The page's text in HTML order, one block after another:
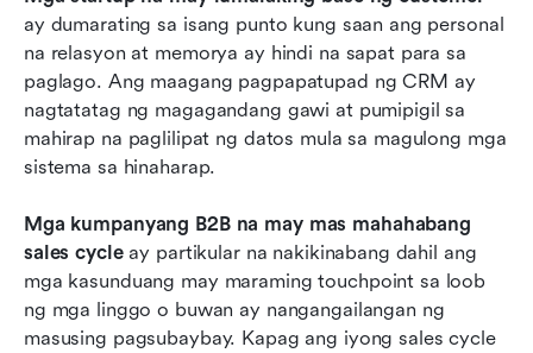
ay dumarating sa isang punto kung saan ang personal
na relasyon at memorya ay hindi na sapat para sa
paglago. Ang maagang pagpapatupad ng CRM ay
nagtatatag ng magagandang gawi at pumipigil sa
mahirap na paglilipat ng datos mula sa magulong mga
sistema sa hinaharap.
Mga kumpanyang B2B na may mas mahahabang
sales cycle ay partikular na nakikinabang dahil ang
mga kasunduang may maraming touchpoint sa loob
ng mga linggo o buwan ay nangangailangan ng
masusing pagsubaybay. Kapag ang iyong sales cycle